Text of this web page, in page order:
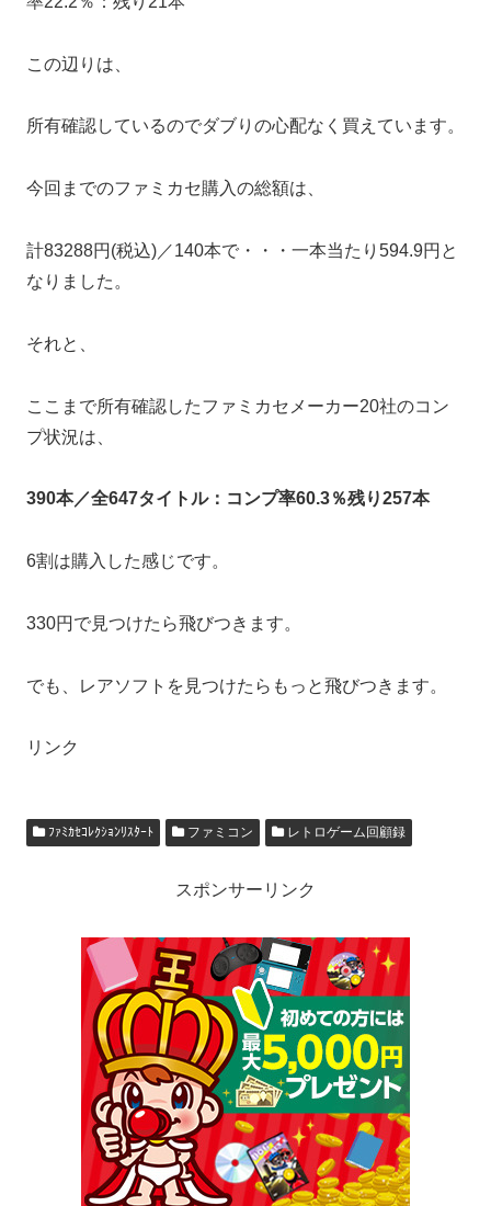
この辺りは、
所有確認しているのでダブりの心配なく買えています。
今回までのファミカセ購入の総額は、
計83288円(税込)／140本で・・・一本当たり594.9円と
なりました。
それと、
ここまで所有確認したファミカセメーカー20社のコン
プ状況は、
390本／全647タイトル：コンプ率60.3％残り257本
6割は購入した感じです。
330円で見つけたら飛びつきます。
でも、レアソフトを見つけたらもっと飛びつきます。
リンク
ﾌｧﾐｶｾｺﾚｸｼｮﾝﾘｽﾀｰﾄ ファミコン レトロゲーム回顧録
スポンサーリンク